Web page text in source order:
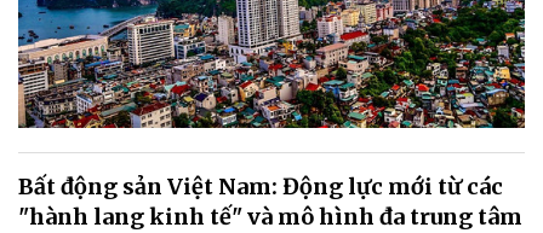
Bất động sản Việt Nam: Động lực mới từ các
"hành lang kinh tế" và mô hình đa trung tâm